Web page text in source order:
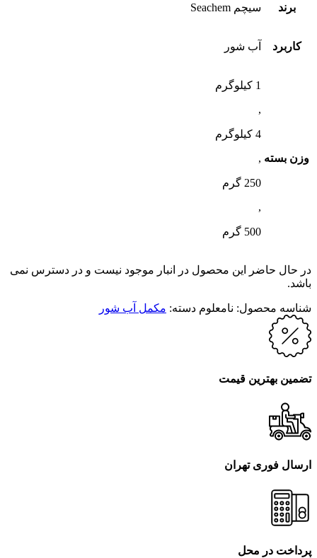
برند سیچم Seachem
کاربرد آب شور
وزن بسته
1 کیلوگرم
,
4 کیلوگرم
,
250 گرم
,
500 گرم
در حال حاضر این محصول در انبار موجود نیست و در دسترس نمی
باشد.
شناسه محصول: نامعلوم دسته: مکمل آب شور
تضمین بهترین قیمت
ارسال فوری تهران
پرداخت در محل